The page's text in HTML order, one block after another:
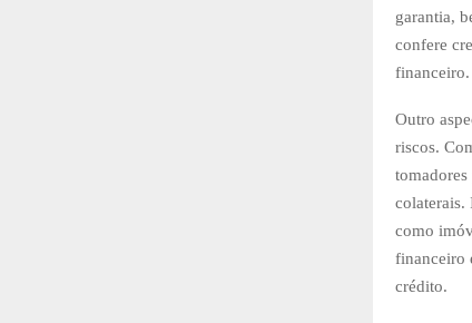
garantia,
confere
financeiro.
Outro
riscos.
colaterais.
como
financeiro
crédito.